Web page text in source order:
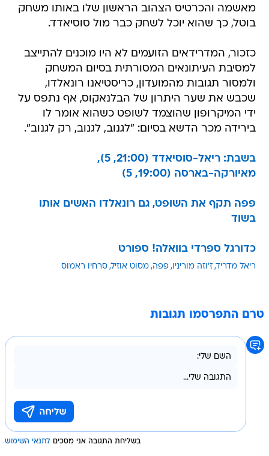
מאשמה והכרטיס הצהוב הראשון שלו באותו משחק
בוטל, כך שהוא יוכל לשחק כבר מול סוסיאדד.
כזכור, המדרידאים הזועמים לא היו מוכנים להתייצב
למסיבת העיתונאים המסורתית בסיום המשחק
ולמסור תגובות מהמועדון, כריסטיאנו רונאלדו,
שכבש את שער היתרון של הבלנאקוס, אף נתפס על
ידי המיקרופון שהוצמד לשופט כשהוא אומר לו
בירידה מכר הדשא בסיום: "לגנוב, לגנוב, רק לגנוב".
בשבת: ריאל-סוסיאדד (21:00, 5),
מאיורקה-בארסה (19:00, 5)
פפה תקף את השופט, גם רונאלדו האשים אותו
בשוד
כדורגל ספרדי בוואלה! ספורט
ריאל מדריד ז'וזה מוריניו פפה מסוט אוזיל סרחיו ראמוס
טרם התפרסמו תגובות
בשליחת התגובה אני מסכים לתנאי השימוש